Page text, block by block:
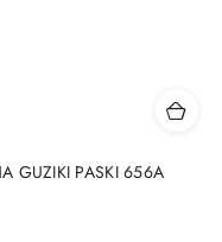
GUZIKI PASKI 656A